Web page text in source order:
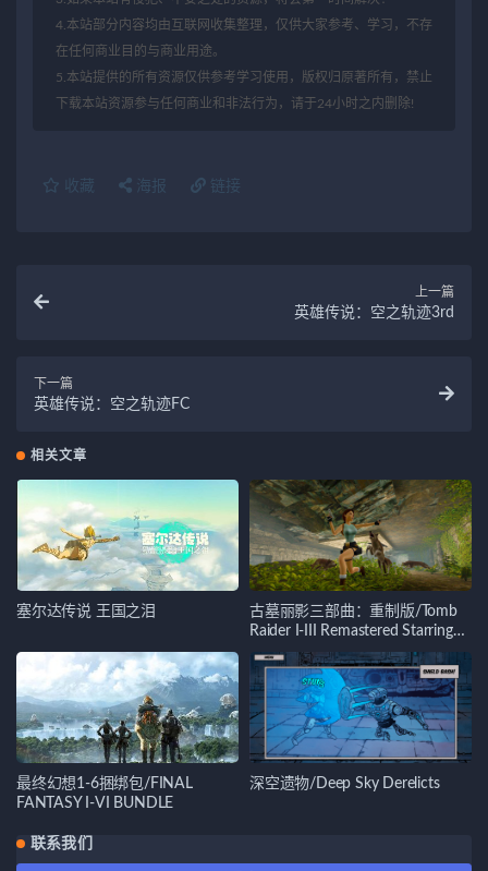
4.本站部分内容均由互联网收集整理，仅供大家参考、学习，不存
在任何商业目的与商业用途。
5.本站提供的所有资源仅供参考学习使用，版权归原著所有，禁止
下载本站资源参与任何商业和非法行为，请于24小时之内删除!
收藏 海报 链接
上一篇
英雄传说：空之轨迹3rd
下一篇
英雄传说：空之轨迹FC
相关文章
塞尔达传说 王国之泪
古墓丽影三部曲：重制版/Tomb
Raider I-III Remastered Starring
Lara Croft
最终幻想1-6捆绑包/FINAL
FANTASY I-VI BUNDLE
深空遗物/Deep Sky Derelicts
联系我们